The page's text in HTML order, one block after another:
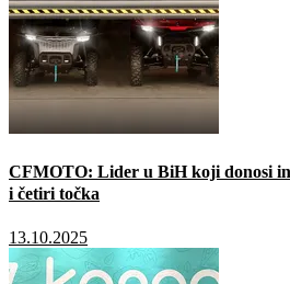
CFMOTO: Lider u BiH koji donosi
i četiri točka
13.10.2025